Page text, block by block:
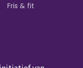
Fris & fit